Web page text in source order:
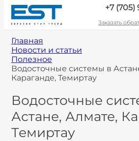
+7 (705)
Заказать
Главная
Новости и статьи
Полезное
Водосточные системы в
Караганде, Темиртау
Водосточные
Астане, Алмате,
Темиртау